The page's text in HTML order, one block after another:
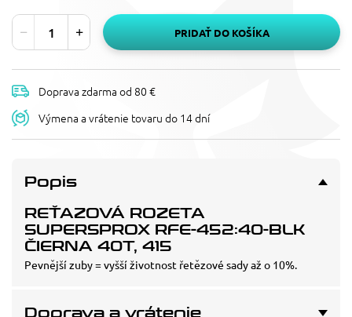
PRIDAŤ DO KOŠÍKA
Doprava zdarma od 80 €
Výmena a vrátenie tovaru do 14 dní
Popis
REŤAZOVÁ ROZETA
SUPERSPROX RFE-452:40-BLK
ČIERNA 40T, 415
Pevnější zuby = vyšší životnost řetězové sady až o 10%.
Doprava a vrátenie